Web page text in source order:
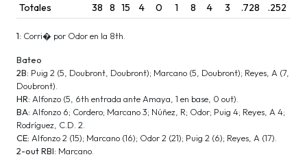
Totales 38 8 15 4 0 1 8 4 3 .728 .252
1: Corri� por Odor en la 8th.
Bateo
2B: Puig 2 (5, Doubront, Doubront); Marcano (5, Doubront); Reyes, A (7,
Doubront).
HR: Alfonzo (5, 6th entrada ante Amaya, 1 en base, 0 out).
BA: Alfonzo 6; Cordero; Marcano 3; Núñez, R; Odor; Puig 4; Reyes, A 4;
Rodríguez, C.D. 2.
CE: Alfonzo 2 (15); Marcano (16); Odor 2 (21); Puig 2 (6); Reyes, A (17).
2-out RBI: Marcano.